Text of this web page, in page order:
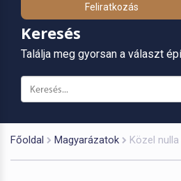
Feliratkozás
Keresés
Találja meg gyorsan a választ
Főoldal Magyarázatok Közel